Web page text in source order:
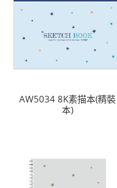
AW5034 8K素描本(精裝
本)